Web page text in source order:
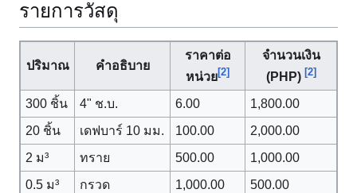
รายการวัสดุ
ปริมาณ คำอธิบาย
ราคาต่อ
หน่วย[2]
จำนวนเงิน
(PHP) [2]
300 ชิ้น 4" ช.บ. 6.00
1,800.00
20 ชิ้น
เดฟบาร์ 10 มม. 100.00
2,000.00
2 ม³
ทราย 500.00
1,000.00
0.5 ม³
กรวด 1,000.00 500.00